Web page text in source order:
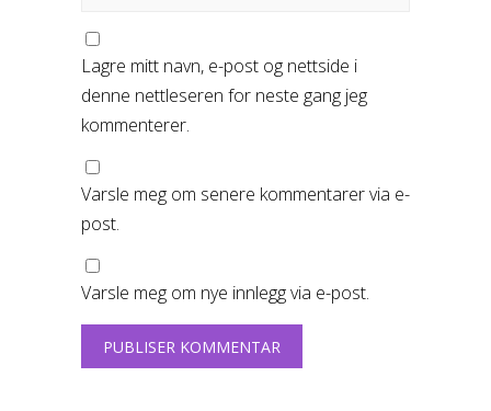
Lagre mitt navn, e-post og nettside i
denne nettleseren for neste gang jeg
kommenterer.
Varsle meg om senere kommentarer via e-
post.
Varsle meg om nye innlegg via e-post.